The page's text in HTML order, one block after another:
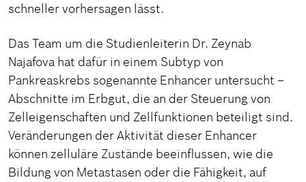
schneller vorhersagen lässt.
Das Team um die Studienleiterin Dr. Zeynab
Najafova hat dafür in einem Subtyp von
Pankreaskrebs sogenannte Enhancer untersucht –
Abschnitte im Erbgut, die an der Steuerung von
Zelleigenschaften und Zellfunktionen beteiligt sind.
Veränderungen der Aktivität dieser Enhancer
können zelluläre Zustände beeinflussen, wie die
Bildung von Metastasen oder die Fähigkeit, auf